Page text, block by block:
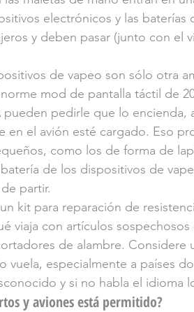
electrónicos y las
y deben pasar (junto con el
de vapeo son sólo otra
mod de pantalla táctil de
pueden pedirle que lo encienda,
en el avión esté cargado. Eso
como los de forma de
de los dispositivos de
partir.
kit para reparación de
viaja con artículos
de alambre. Considere
vuela, especialmente a países
y si no habla el idioma
y aviones está permitido?